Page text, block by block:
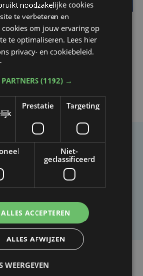
augustus | 21:30
van vechtpartij, is na
overleden
opgemerkt?
of schrijffout opgemerkt in dit
het ons weten
noodzakelijke cookies
te verbeteren en
cookies om jouw ervaring op
te optimaliseren. Lees hier
privacy- en cookiebeleid.
(1192) →
Prestatie Targeting
Niet-
geclassificeerd
ALLES ACCEPTEREN
ALLES AFWIJZEN
WEERGEVEN